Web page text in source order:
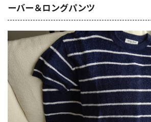
ーバー＆ロングパンツ